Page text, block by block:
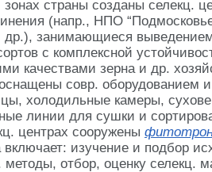
страны созданы селекц.
(напр., НПО
др.), занимающиеся
с комплексной
качествами зерна и др.
совр. оборудованием
холодильные камеры,
линии для сушки и
центрах сооружены
изучение и подбор
отбор, оценку селекц.